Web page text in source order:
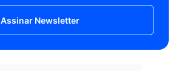
Assinar Newsletter